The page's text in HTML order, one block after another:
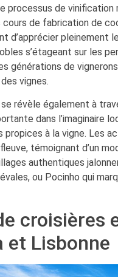
processus de
cours de fabrication de
d’apprécier pleinement
s’étageant sur les
générations de
vignes.
révèle également à
dans l’imaginaire
propices à la vigne. Les
témoignant d’un
authentiques
ou Pocinho qui
croisières
et Lisbonne